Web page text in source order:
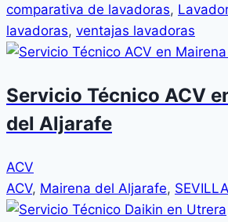
comparativa de lavadoras,
lavadoras, ventajas lavadoras
Servicio Técnico ACV
del Aljarafe
ACV
ACV, Mairena del Aljarafe, SEVILLA